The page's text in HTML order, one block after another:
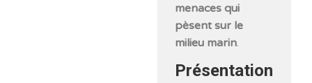
menaces qui
pèsent sur le
milieu marin.
Présentation